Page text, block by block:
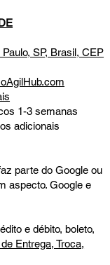
SP, Brasil, CEP
1-3 semanas
adicionais
parte do Google ou
aspecto. Google e
e débito, boleto,
Entrega, Troca,